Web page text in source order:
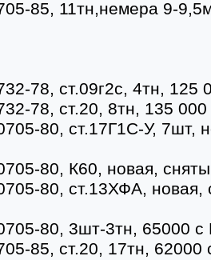
85, 11тн,немера 9-
78, ст.09г2с, 4тн, 125
78, ст.20, 8тн, 135
80, ст.17Г1С-У, 7шт,
80, К60, новая,
80, ст.13ХФА, новая,
80, 3шт-3тн, 65000
85, ст.20, 17тн,